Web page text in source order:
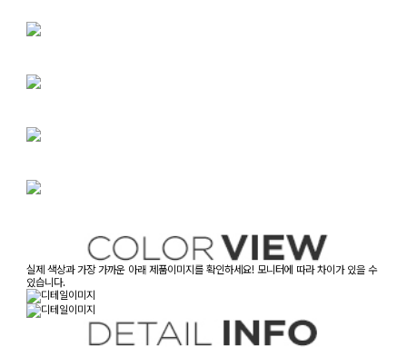
실제 색상과 가장 가까운 아래 제품이미지를 확인하세요! 모니터에 따라 차이가 있을 수
있습니다.